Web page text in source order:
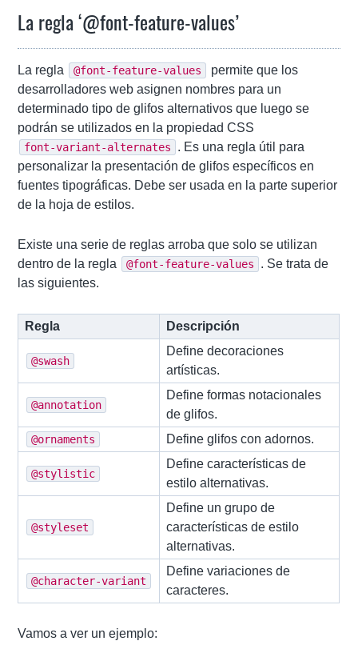
La regla ‘@font-feature-values’
La regla @font-feature-values
permite que los
desarrolladores web asignen nombres para un
determinado tipo de glifos alternativos que luego se
podrán se utilizados en la propiedad CSS
font-variant-alternates
. Es una regla útil para
personalizar la presentación de glifos específicos en
fuentes tipográficas. Debe ser usada en la parte superior
de la hoja de estilos.
Existe una serie de reglas arroba que solo se utilizan
dentro de la regla
@font-feature-values
. Se trata de
las siguientes.
Regla Descripción
@swash
Define decoraciones
artísticas.
@annotation
Define formas notacionales
de glifos.
@ornaments Define glifos con adornos.
@stylistic
Define características de
estilo alternativas.
@styleset
Define un grupo de
características de estilo
alternativas.
@character-variant
Define variaciones de
caracteres.
Vamos a ver un ejemplo: